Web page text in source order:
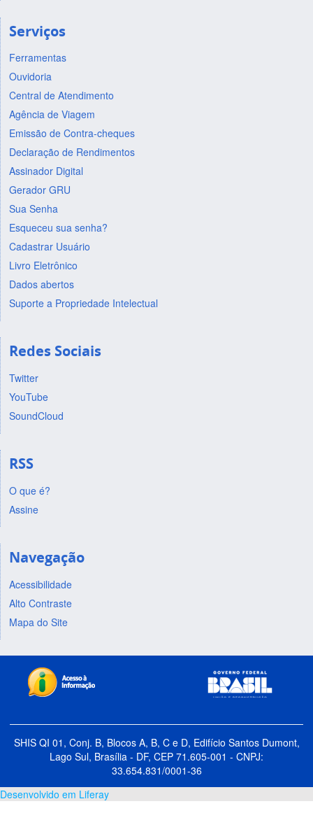
Serviços
Ferramentas
Ouvidoria
Central de Atendimento
Agência de Viagem
Emissão de Contra-cheques
Declaração de Rendimentos
Assinador Digital
Gerador GRU
Sua Senha
Esqueceu sua senha?
Cadastrar Usuário
Livro Eletrônico
Dados abertos
Suporte a Propriedade Intelectual
Redes Sociais
Twitter
YouTube
SoundCloud
RSS
O que é?
Assine
Navegação
Acessibilidade
Alto Contraste
Mapa do Site
SHIS QI 01, Conj. B, Blocos A, B, C e D, Edifício Santos Dumont,
Lago Sul, Brasília - DF, CEP 71.605-001 - CNPJ:
33.654.831/0001-36
Desenvolvido em Liferay